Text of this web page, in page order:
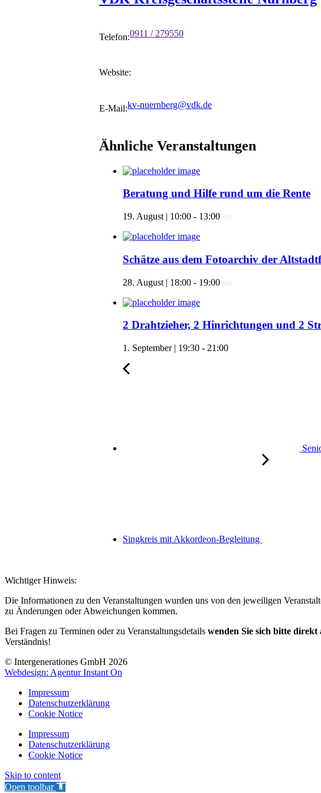
Telefon:0911 / 279550
Website:
E-Mail:kv-nuernberg@vdk.de
Ähnliche Veranstaltungen
Beratung und Hilfe rund um die Rente
19. August | 10:00 - 13:00
Schätze aus dem Fotoarchiv der
28. August | 18:00 - 19:00
2 Drahtzieher, 2 Hinrichtungen und 2
1. September | 19:30 - 21:00
Singkreis mit Akkordeon-Begleitung
Wichtiger Hinweis:
Die Informationen zu den Veranstaltungen wurden uns von den jeweiligen
zu Änderungen oder Abweichungen kommen.
Bei Fragen zu Terminen oder zu Veranstaltungsdetails wenden Sie sich bitte
Verständnis!
© Intergenerationes GmbH 2026
Webdesign: Agentur Instant On
Impressum
Datenschutzerklärung
Cookie Notice
Impressum
Datenschutzerklärung
Cookie Notice
Skip to content
Open toolbar